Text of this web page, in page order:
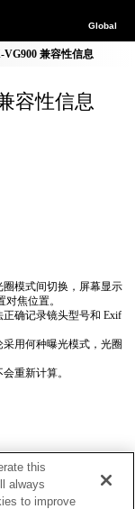
Global
VG900 兼容性信息
容性信息
模式间切换，屏幕显示
焦位置。
确​​记录镜头型号和 Exif
用何种曝光模式，光圈
重新计算。
this
always
to improve